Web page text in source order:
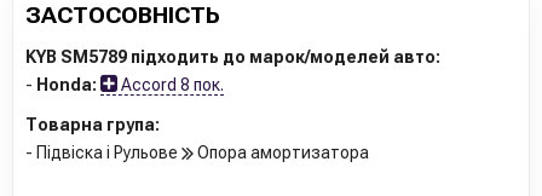
ЗАСТОСОВНІСТЬ
KYB SM5789 підходить до марок/моделей авто:
- Honda: Accord 8 пок.
Товарна група:
- Підвіска і Рульове
Опора амортизатора